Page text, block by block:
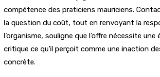
compétence des praticiens mauriciens.
la question du coût, tout en renvoyant la
l’organisme, souligne que l’offre nécessite
critique ce qu’il perçoit comme une inaction
concrète.